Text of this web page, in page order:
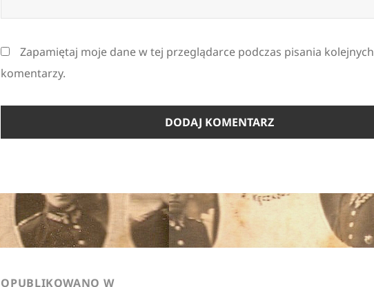
Zapamiętaj moje dane w tej przeglądarce podczas pisania kolejnych
komentarzy.
OPUBLIKOWANO W